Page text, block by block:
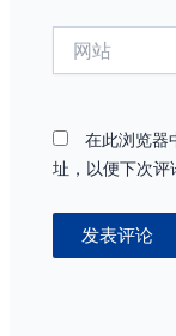
在此浏览器
址，以便下次评